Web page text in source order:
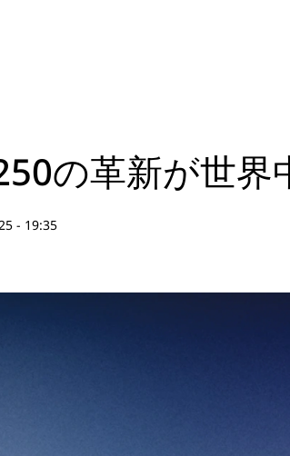
の革新が世界
- 19:35